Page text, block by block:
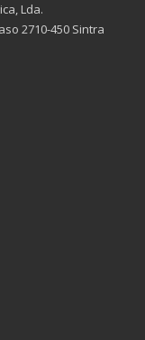
Lda.
2710-450 Sintra